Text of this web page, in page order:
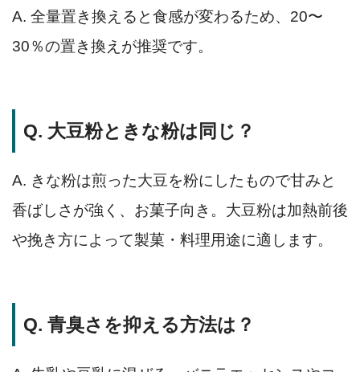
A. 全量置き換えると食感が変わるため、20〜
30％の置き換えが推奨です。
Q. 大豆粉ときな粉は同じ？
A. きな粉は煎った大豆を粉にしたもので甘みと
香ばしさが強く、お菓子向き。大豆粉は加熱前後
や挽き方によって製菓・料理用途に適します。
Q. 青臭さを抑える方法は？